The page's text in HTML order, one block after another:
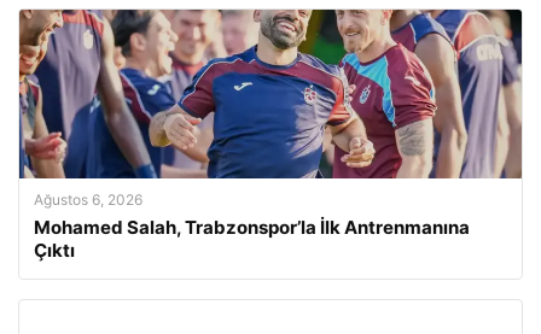
Ağustos 6, 2026
Mohamed Salah, Trabzonspor’la İlk Antrenmanına
Çıktı